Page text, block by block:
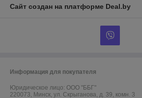
Сайт создан на платформе Deal.by
Информация для покупателя
Юридическое лицо: ООО "ББГ"
220073, Минск, ул. Скрыганова, д. 39, комн. 3